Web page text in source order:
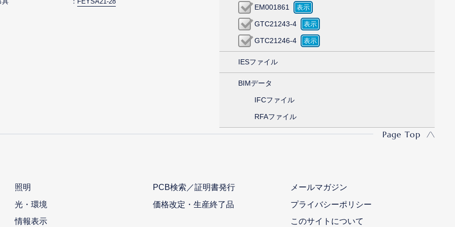
EM001861
GTC21243-4
GTC21246-4
IESファイル
BIMデータ
IFCファイル
RFAファイル
Page Top
照明
光・環境
情報表示
PCB検索／証明書発行
価格改定・生産終了品
メールマガジン
プライバシーポリシー
このサイトについて